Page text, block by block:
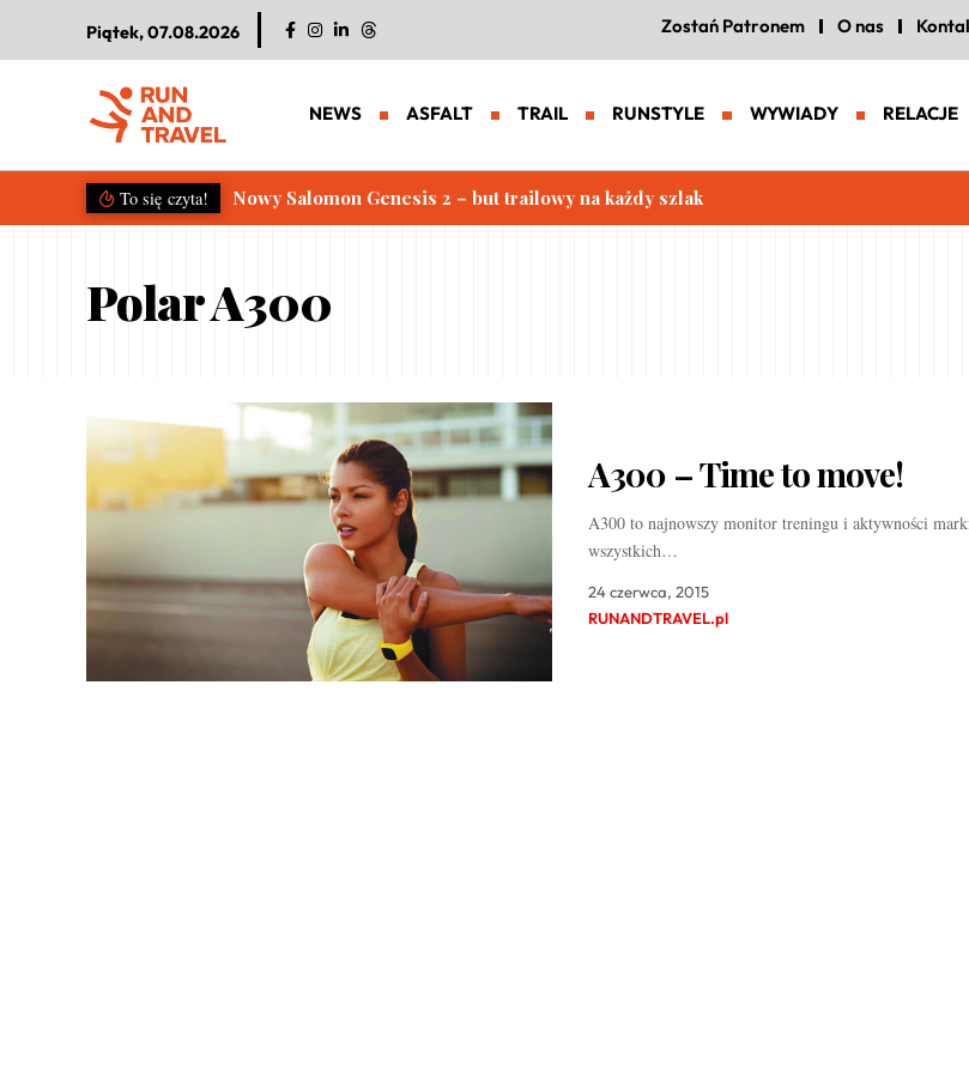
Piątek, 07.08.2026 Zostań Patronem O nas
NEWS ASFALT TRAIL RUNSTYLE WYWIADY RELACJE
To się czyta! Nowy Salomon Genesis 2 – but trailowy na każdy szlak
Polar A300
A300 – Time to move!
A300 to najnowszy monitor treningu i aktywności
wszystkich…
24 czerwca, 2015
RUNANDTRAVEL.pl